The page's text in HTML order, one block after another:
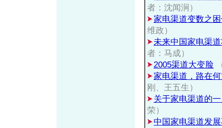
者：沈闻涧）
家电渠道变数之
维政）
未来中国家电渠
者：马成）
2005渠道大变脸
家电渠道，路在
刚、王五生）
关于家电渠道的
荣）
中国家电渠道发